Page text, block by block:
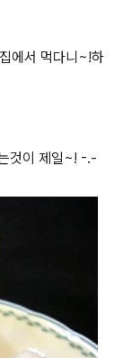
에서 먹다니~!하
것이 제일~! -.-